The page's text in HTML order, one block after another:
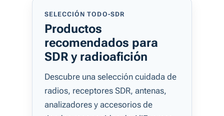
SELECCIÓN TODO-SDR
Productos
recomendados para
SDR y radioafición
Descubre una selección cuidada de
radios, receptores SDR, antenas,
analizadores y accesorios de